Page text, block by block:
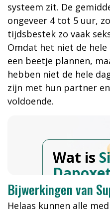
systeem zit. De
ongeveer 4 tot 5 uur,
tijdsbestek zo vaak
Omdat het niet de
een beetje plannen,
hebben niet de hele
zijn met hun partner
voldoende.
Wat is
Bijwerkingen van
Helaas kunnen alle